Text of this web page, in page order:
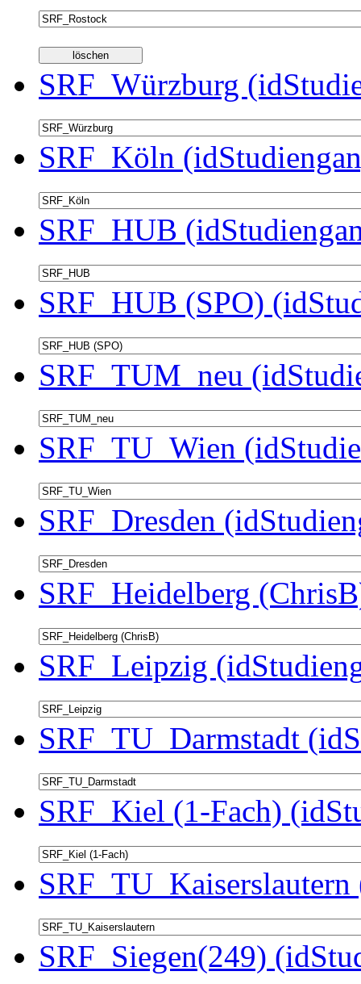
SRF_Würzburg
SRF_Köln
SRF_HUB
SRF_HUB (SPO)
SRF_TUM_neu
SRF_TU_Wien
SRF_Dresden
SRF_Heidelberg
SRF_Leipzig
SRF_TU_Darmstadt
SRF_Kiel (1-Fach)
SRF_Siegen(249)